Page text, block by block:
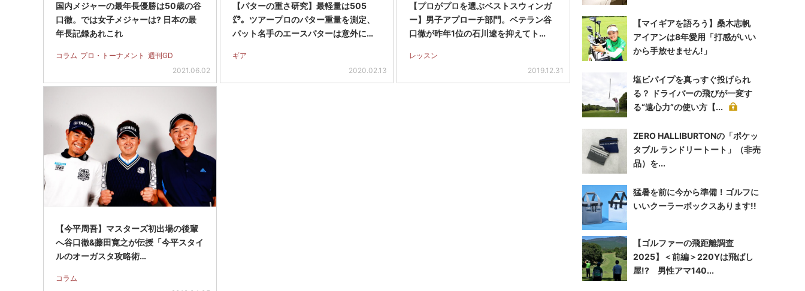
国内メジャーの最年長優勝は50歳の谷
口徹。では女子メジャーは? 日本の最
年長記録あれこれ
コラム プロ・トーナメント 週刊GD
2021.06.02
【パターの重さ研究】最軽量は505
㌘。ツアープロのパター重量を測定、
パット名手のエースパターは意外に…
ギア
2020.02.13
【プロがプロを選ぶベストスウィンガ
ー】男子アプローチ部門。ベテラン谷
口徹が昨年1位の石川遼を抑えてト…
レッスン
2019.12.31
【今平周吾】マスターズ初出場の後輩
へ谷口徹&藤田寛之が伝授「今平スタイ
ルのオーガスタ攻略術…
コラム
【マイギアを語ろう】桑木志帆
アイアンは8年愛用「打感がいい
から手放せません!」
塩ビパイプを真っすぐ投げられ
る？ ドライバーの飛びが一変す
る“遠心力”の使い方【...
ZERO HALLIBURTONの「ポケッ
タブル ランドリートート」（非売
品）を...
猛暑を前に今から準備！ゴルフに
いいクーラーボックスあります!!
【ゴルファーの飛距離調査
2025】＜前編＞220Yは飛ばし
屋!? 男性アマ140...